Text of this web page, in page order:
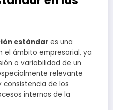
estándar es una
el ámbito empresarial, ya
o variabilidad de un
relevante
consistencia de los
internos de la